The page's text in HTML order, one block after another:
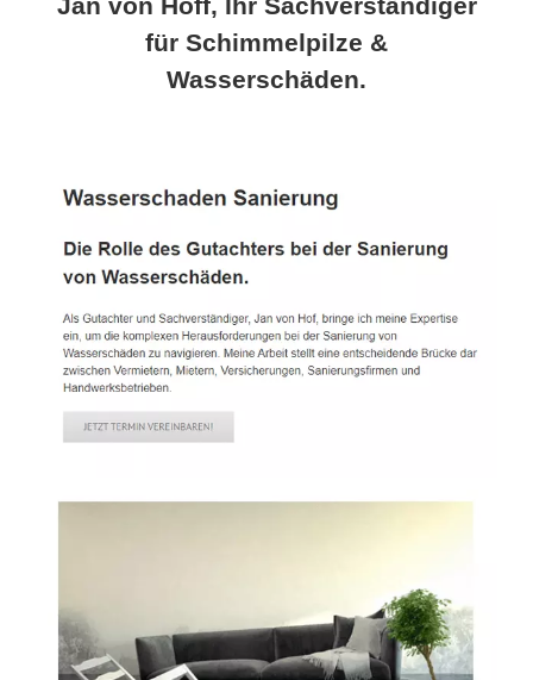
für Schimmelpilze &
Wasserschäden.